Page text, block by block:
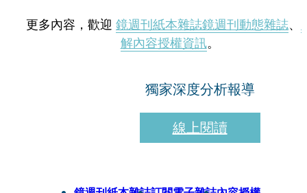
更多內容，歡迎 鏡週刊紙本雜誌鏡週刊動態雜誌、
解內容授權資訊。
獨家深度分析報導
線上閱讀